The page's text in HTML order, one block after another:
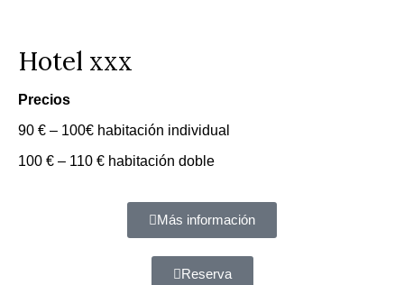
Hotel xxx
Precios
90 € – 100€ habitación individual
100 € – 110 € habitación doble
Más información
Reserva